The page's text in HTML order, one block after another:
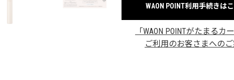
WAON POINT利用手続きは
「WAON POINTがたまるカ
ご利用のお客さまへの